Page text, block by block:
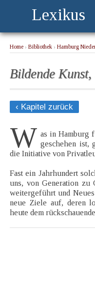
Lexikus
Home › Bibliothek › Hamburg
Bildende Kunst,
‹ Kapitel zurück
W as in Hamburg
geschehen ist,
die Initiative von
Fast ein Jahrhundert
uns, von Generation zu
weitergeführt und
neue Ziele auf, deren
heute dem